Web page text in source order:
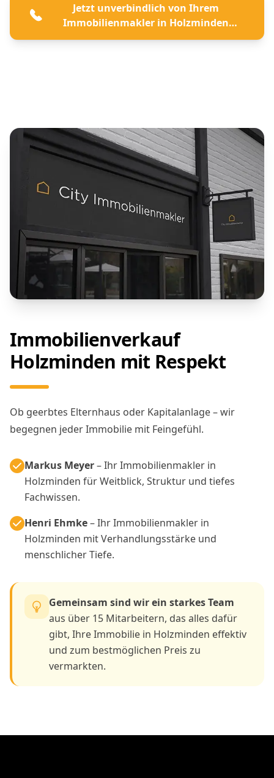
Jetzt unverbindlich von Ihrem
Immobilienmakler in Holzminden
beraten lassen
Immobilienverkauf
Holzminden mit Respekt
Ob geerbtes Elternhaus oder Kapitalanlage – wir
begegnen jeder Immobilie mit Feingefühl.
Markus Meyer– Ihr Immobilienmakler in
Holzminden für Weitblick, Struktur und tiefes
Fachwissen.
Henri Ehmke– Ihr Immobilienmakler in
Holzminden mit Verhandlungsstärke und
menschlicher Tiefe.
Gemeinsam sind wir ein starkes Team
aus über 15 Mitarbeitern, das alles dafür
gibt, Ihre Immobilie in Holzminden effektiv
und zum bestmöglichen Preis zu
vermarkten.